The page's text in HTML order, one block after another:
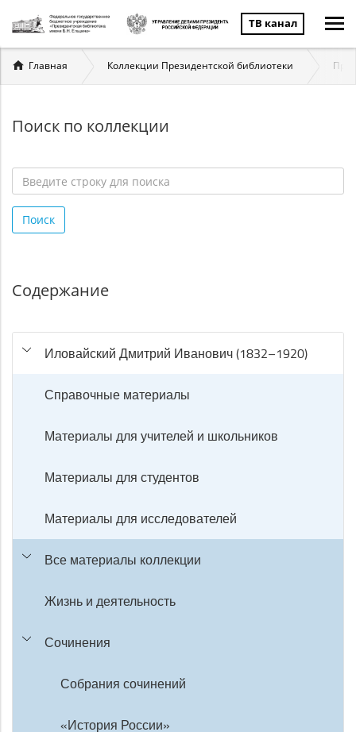
ТВ канал
Вы
здесь
Главная Коллекции Президентской библиотеки
Поиск по коллекции
строку
для
Поиск
Содержание
Иловайский Дмитрий Иванович (1832–1920)
Справочные материалы
Материалы для учителей и школьников
Материалы для студентов
Материалы для исследователей
Все материалы коллекции
Жизнь и деятельность
Сочинения
Собрания сочинений
«История России»